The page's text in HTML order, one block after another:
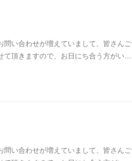
い合わせが増えていまして、皆さんご
頂きますので、お日にち合う方がい…
い合わせが増えていまして、皆さんご